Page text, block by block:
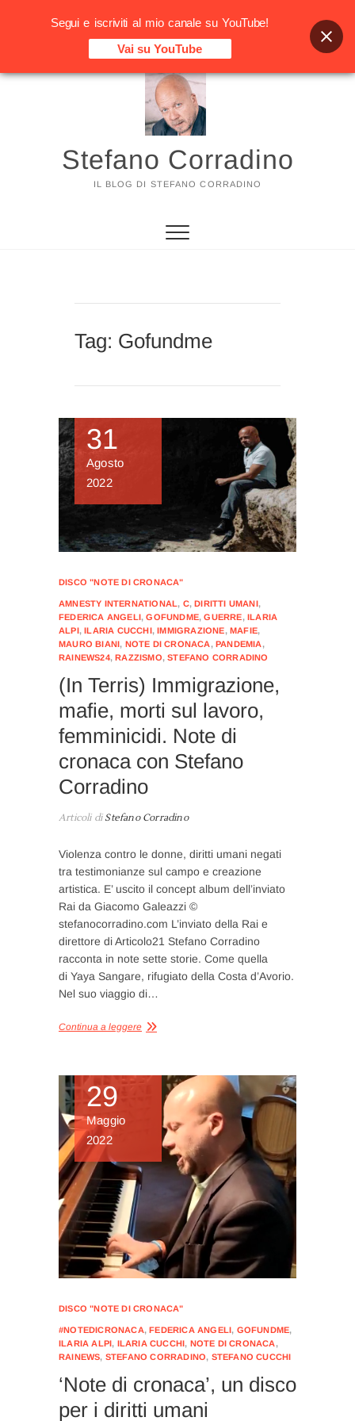
Vai
Stefano Corradino
IL BLOG DI STEFANO CORRADINO
Tag: Gofundme
31
Agosto
2022
DISCO "NOTE DI CRONACA"
AMNESTY INTERNATIONAL, C,DIRITTI UMANI,
FEDERICA ANGELI,GOFUNDME,GUERRE,ILARIA
ALPI,ILARIA CUCCHI,IMMIGRAZIONE,MAFIE,
MAURO BIANI, NOTE DI CRONACA,PANDEMIA,
RAINEWS24,RAZZISMO,STEFANO CORRADINO
(In Terris) Immigrazione,
mafie, morti sul lavoro,
femminicidi. Note di
cronaca con Stefano
Corradino
Articoli diStefano Corradino
Violenza contro le donne, diritti umani negati
tra testimonianze sul campo e creazione
artistica. E’ uscito il concept album dell’inviato
Rai da Giacomo Galeazzi ©
stefanocorradino.com L’inviato della Rai e
direttore di Articolo21 Stefano Corradino
racconta in note sette storie. Come quella
di Yaya Sangare, rifugiato della Costa d’Avorio.
Nel suo viaggio di…
Continua a leggere
29
Maggio
2022
DISCO "NOTE DI CRONACA"
#NOTEDICRONACA,FEDERICA ANGELI, GOFUNDME,
ILARIA ALPI, ILARIA CUCCHI, NOTE DI CRONACA,
RAINEWS, STEFANO CORRADINO, STEFANO CUCCHI
‘Note di cronaca’, un disco
per i diritti umani
Segui e iscriviti al mio canale su YouTube!
Vai su YouTube